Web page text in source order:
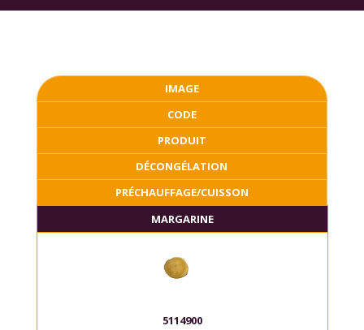
IMAGE
CODE
PRODUIT
DÉCONGÉLATION
PRÉCHAUFFAGE/CUISSON
MARGARINE
5114900